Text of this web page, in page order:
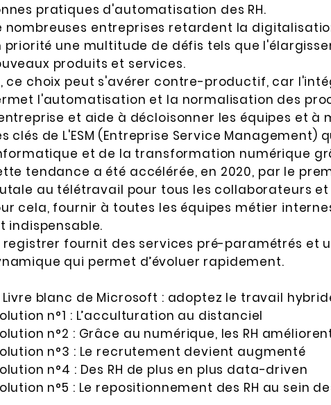
pratiques d'automatisation des RH.
nombreuses entreprises retardent la
priorité une multitude de défis tels que
produits et services.
ce choix peut s'avérer contre-productif, car
l'automatisation et la normalisation des
et aide à décloisonner les équipes et à
clés de L'ESM (Entreprise Service Management)
et de la transformation numérique
tendance a été accélérée, en 2020, par le
au télétravail pour tous les collaborateurs
cela, fournir à toutes les équipes métier
indispensable.
registrer fournit des services pré-paramétrés et
qui permet d’évoluer rapidement.
Livre blanc de Microsoft : adoptez le travail
n°1 : L’acculturation au distanciel
n°2 : Grâce au numérique, les RH
n°3 : Le recrutement devient augmenté
n°4 : Des RH de plus en plus data-driven
n°5 : Le repositionnement des RH au sein